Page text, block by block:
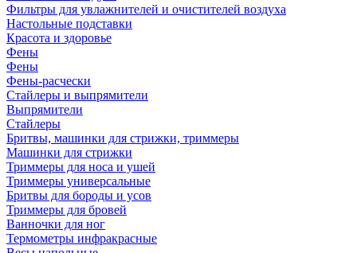
Фильтры для увлажнителей и очистителей воздуха
Настольные подставки
Красота и здоровье
Фены
Фены
Фены-расчески
Стайлеры и выпрямители
Выпрямители
Стайлеры
Бритвы, машинки для стрижки, триммеры
Машинки для стрижки
Триммеры для носа и ушей
Триммеры универсальные
Бритвы для бороды и усов
Триммеры для бровей
Ванночки для ног
Термометры инфракрасные